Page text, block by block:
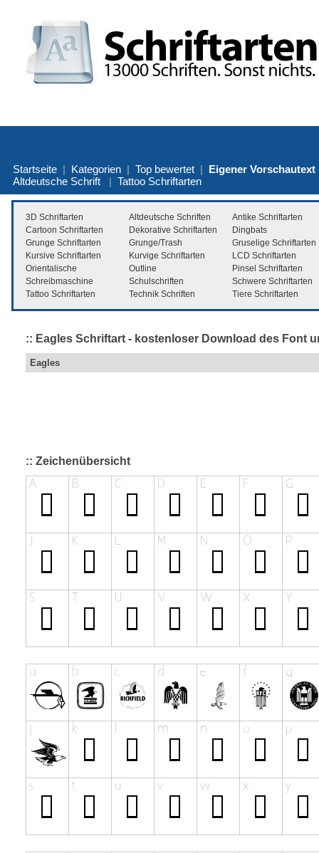
Startseite | Kategorien | Top bewertet | Eigener Vorschautext
Altdeutsche Schrift | Tattoo Schriftarten
3D Schriftarten Altdeutsche Schriften
Antike Schriftarten
Cartoon Schriftarten
Dekorative Schriftarten
Dingbats
Grunge Schriftarten
Grunge/Trash
Gruselige Schriftarten
Kursive Schriftarten
Kurvige Schriftarten
LCD Schriftarten
Orientalische
Outline
Pinsel Schriftarten
Schreibmaschine
Schulschriften
Schwere Schriftarten
Tattoo Schriftarten
Technik Schriften Tiere Schriftarten
:: Eagles Schriftart - kostenloser Download des Font
Eagles
:: Zeichenübersicht